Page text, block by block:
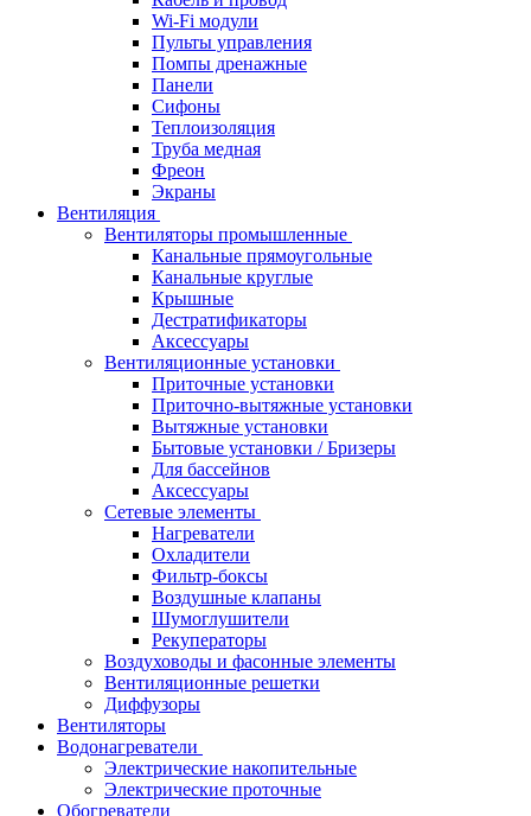
Wi-Fi модули
Пульты управления
Помпы дренажные
Панели
Сифоны
Теплоизоляция
Труба медная
Фреон
Экраны
Вентиляция
Вентиляторы промышленные
Канальные прямоугольные
Канальные круглые
Крышные
Дестратификаторы
Аксессуары
Вентиляционные установки
Приточные установки
Приточно-вытяжные установки
Вытяжные установки
Бытовые установки / Бризеры
Для бассейнов
Аксессуары
Сетевые элементы
Нагреватели
Охладители
Фильтр-боксы
Воздушные клапаны
Шумоглушители
Рекуператоры
Воздуховоды и фасонные элементы
Вентиляционные решетки
Диффузоры
Вентиляторы
Водонагреватели
Электрические накопительные
Электрические проточные
Обогреватели